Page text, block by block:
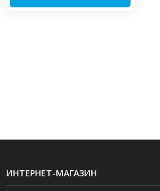
ИНТЕРНЕТ-МАГАЗИН